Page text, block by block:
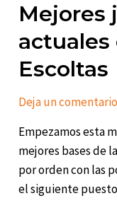
Cardinals
un
registro
8-
0
haciendo
su
career
Mejores
actuales
Escoltas
Deja un comentario
Empezamos esta
mejores bases de
por orden con las
el siguiente